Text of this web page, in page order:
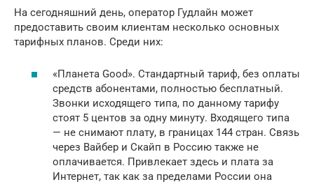
На сегодняшний день, оператор Гудлайн может
предоставить своим клиентам несколько основных
тарифных планов. Среди них:
«Планета Good». Стандартный тариф, без оплаты
средств абонентами, полностью бесплатный.
Звонки исходящего типа, по данному тарифу
стоят 5 центов за одну минуту. Входящего типа
— не снимают плату, в границах 144 стран. Связь
через Вайбер и Скайп в Россию также не
оплачивается. Привлекает здесь и плата за
Интернет, так как за пределами России она